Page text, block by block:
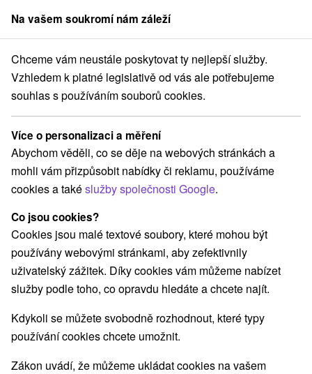
člen skupinySorger
kraj Oravská Lesná Túra na Rycierovu horu z Oravskej Lesnej
Túra na Rycierovu horu z Oravskej
Lesnej
Navigovat do místa
Google recenze
GPS:
N +49° 24' 57.07''
E +19° 5' 30.28''
Na vašem soukromí nám záleží
Chceme vám neustále poskytovat ty nejlepší služby.
Vzhledem k platné legislativě od vás ale potřebujeme
souhlas s používáním souborů cookies.
Více o personalizaci a měření
Abychom věděli, co se děje na webových stránkách a
mohli vám přizpůsobit nabídky či reklamu, používáme
cookies a takéslužby společnosti Google.
Co jsou cookies?
Cookies jsou malé textové soubory, které mohou být
používány webovými stránkami, aby zefektivnily
uživatelský zážitek. Díky cookies vám můžeme nabízet
služby podle toho, co opravdu hledáte a chcete najít.
Kdykoli se můžete svobodně rozhodnout, které typy
používání cookies chcete umožnit.
Zákon uvádí, že můžeme ukládat cookies na vašem